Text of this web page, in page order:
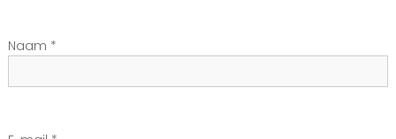
i
g
a
Naam *